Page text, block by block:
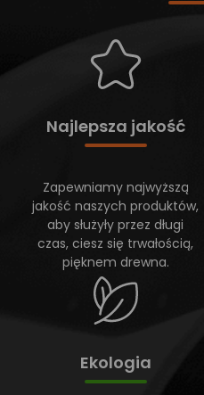
Najlepsza jakość
Zapewniamy najwyższą
jakość naszych produktów,
aby służyły przez długi
czas, ciesz się trwałością,
pięknem drewna.
Ekologia